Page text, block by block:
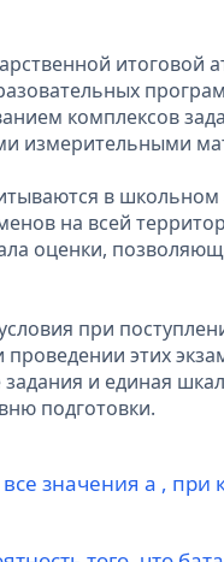
итоговой
комплексов
измерительными
в школьном
на всей
оценки,
при
этих
и единая
подготовки.
значения a , при